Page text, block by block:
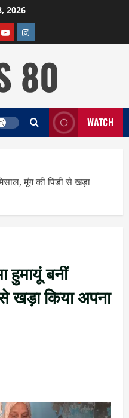
2026
YOUTUBE
instagram
80
WATCH
मूंग की पिंडी से खड़ा
हुमायूं बनीं
खड़ा किया अपना